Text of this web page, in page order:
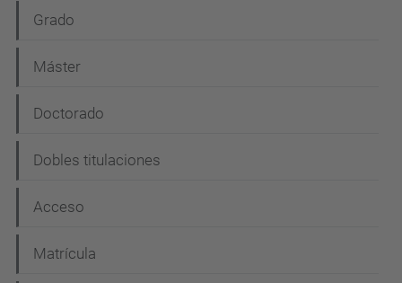
a
v
g
a
i
ó
Grado
Máster
Doctorado
Dobles titulaciones
Acceso
Matrícula